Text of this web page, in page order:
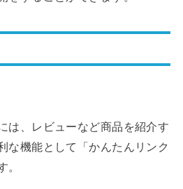
は、レビューなど商品を紹介す
な機能として「かんたんリンク
。